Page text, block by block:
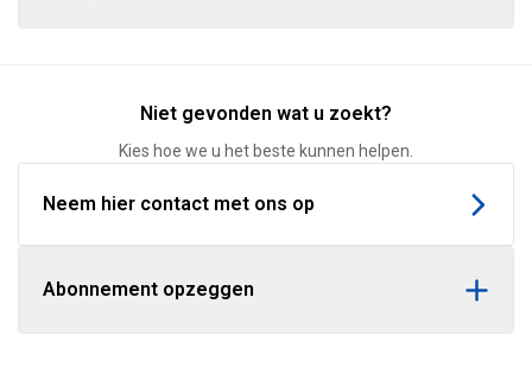
Niet gevonden wat u zoekt?
Kies hoe we u het beste kunnen helpen.
Neem hier contact met ons op
Abonnement opzeggen